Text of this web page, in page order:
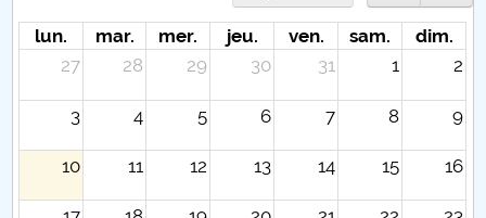
lun. mar. mer. jeu. ven. sam.
dim.
27
28 29 30 31 1 2
3 4 5 6 7 8 9
10 11 12 13 14 15 16